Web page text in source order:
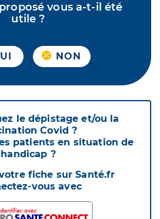
vous a-t-il été
utile ?
NON
le dépistage et/ou la
Covid ?
patients en situation de
handicap ?
fiche sur Santé.fr
vous avec